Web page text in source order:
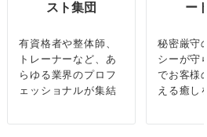
スト集団
有資格者や整体師、
トレーナーなど、あ
らゆる業界のプロフ
ェッショナルが集結
ー
秘密厳守
シーが守
でお客様
える癒し